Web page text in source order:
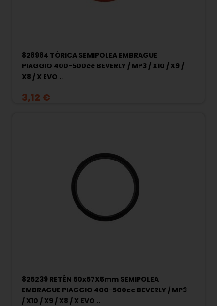
828984 TÓRICA SEMIPOLEA EMBRAGUE
PIAGGIO 400-500cc BEVERLY / MP3 / X10 / X9 /
X8 / X EVO ..
3,12 €
825239 RETÉN 50x57X5mm SEMIPOLEA
EMBRAGUE PIAGGIO 400-500cc BEVERLY / MP3
/ X10 / X9 / X8 / X EVO ..